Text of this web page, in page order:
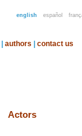
english español
authors contact us
Actors